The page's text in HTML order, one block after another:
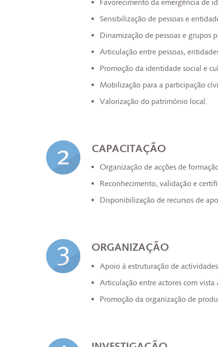
Favorecimento da emergência de
Sensibilização de pessoas e
Dinamização de pessoas e grupos
Articulação entre pessoas,
Promoção da identidade social e
Mobilização para a participação
Valorização do património local.
CAPACITAÇÃO
Organização de acções de
Reconhecimento, validação e
Disponibilização de recursos de
ORGANIZAÇÃO
Apoio à estruturação de
Articulação entre actores com
Promoção da organização de